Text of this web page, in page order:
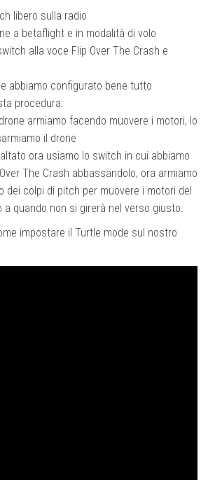
libero sulla radio
a betaflight e in modalità di volo
alla voce Flip Over The Crash e
abbiamo configurato bene tutto
procedura:
armiamo facendo muovere i motori, lo
il drone
ora usiamo lo switch in cui abbiamo
The Crash abbassandolo, ora armiamo
dei colpi di pitch per muovere i motori del
a quando non si girerà nel verso giusto.
impostare il Turtle mode sul nostro